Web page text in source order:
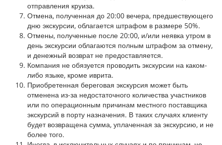
отправления круиза.
Отмена, полученная до 20:00 вечера, предшествующего
дню экскурсии, облагается штрафом в размере 50%.
Отмены, полученные после 20:00, и/или неявка утром в
день экскурсии облагаются полным штрафом за отмену,
и денежный возврат не предоставляется.
Компания не обязуется проводить экскурсии на каком-
либо языке, кроме иврита.
Приобретенная береговая экскурсия может быть
отменена из-за недостаточного количества участников
или по операционным причинам местного поставщика
экскурсий в порту назначения. В таких случаях клиенту
будет возвращена сумма, уплаченная за экскурсию, и не
более того.